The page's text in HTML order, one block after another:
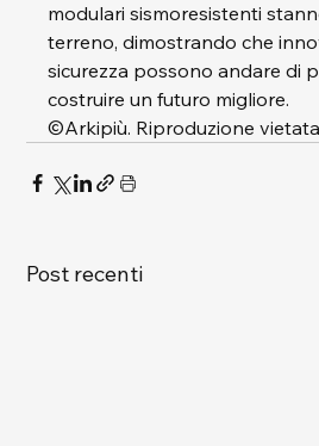
modulari sismoresistenti
terreno, dimostrando che
sicurezza possono andare di
costruire un futuro migliore.
©Arkipiù. Riproduzione
Post recenti